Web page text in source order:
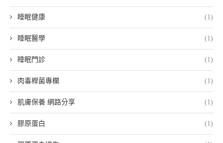
睡眠健康 (1)
睡眠醫學 (1)
睡眠門診 (1)
肉毒桿菌專欄 (1)
肌膚保養 網路分享 (1)
膠原蛋白 (1)